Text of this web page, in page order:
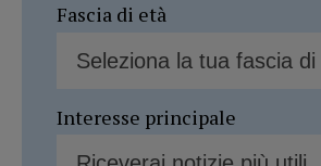
Fascia di età
Interesse principale